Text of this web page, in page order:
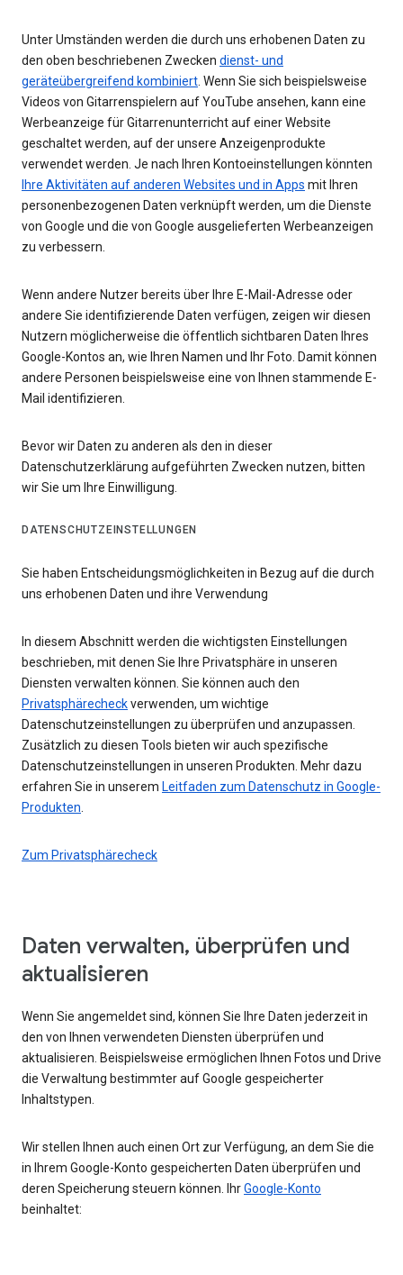
Unter Umständen werden die durch uns erhobenen Daten zu
den oben beschriebenen Zwecken dienst- und
geräteübergreifend kombiniert . Wenn Sie sich beispielsweise
Videos von Gitarrenspielern auf YouTube ansehen, kann eine
Werbeanzeige für Gitarrenunterricht auf einer Website
geschaltet werden, auf der unsere Anzeigenprodukte
verwendet werden. Je nach Ihren Kontoeinstellungen könnten
Ihre Aktivitäten auf anderen Websites und in Apps mit Ihren
personenbezogenen Daten verknüpft werden, um die Dienste
von Google und die von Google ausgelieferten Werbeanzeigen
zu verbessern.
Wenn andere Nutzer bereits über Ihre E-Mail-Adresse oder
andere Sie identifizierende Daten verfügen, zeigen wir diesen
Nutzern möglicherweise die öffentlich sichtbaren Daten Ihres
Google-Kontos an, wie Ihren Namen und Ihr Foto. Damit können
andere Personen beispielsweise eine von Ihnen stammende E-
Mail identifizieren.
Bevor wir Daten zu anderen als den in dieser
Datenschutzerklärung aufgeführten Zwecken nutzen, bitten
wir Sie um Ihre Einwilligung.
DATENSCHUTZEINSTELLUNGEN
Sie haben Entscheidungsmöglichkeiten in Bezug auf die durch
uns erhobenen Daten und ihre Verwendung
In diesem Abschnitt werden die wichtigsten Einstellungen
beschrieben, mit denen Sie Ihre Privatsphäre in unseren
Diensten verwalten können. Sie können auch den
Privatsphärecheckverwenden, um wichtige
Datenschutzeinstellungen zu überprüfen und anzupassen.
Zusätzlich zu diesen Tools bieten wir auch spezifische
Datenschutzeinstellungen in unseren Produkten. Mehr dazu
erfahren Sie in unserem Leitfaden zum Datenschutz in Google-
Produkten
Zum Privatsphärecheck
Daten verwalten, überprüfen und
aktualisieren
Wenn Sie angemeldet sind, können Sie Ihre Daten jederzeit in
den von Ihnen verwendeten Diensten überprüfen und
aktualisieren. Beispielsweise ermöglichen Ihnen Fotos und Drive
die Verwaltung bestimmter auf Google gespeicherter
Inhaltstypen.
Wir stellen Ihnen auch einen Ort zur Verfügung, an dem Sie die
in Ihrem Google-Konto gespeicherten Daten überprüfen und
deren Speicherung steuern können. IhrGoogle-Konto
beinhaltet: